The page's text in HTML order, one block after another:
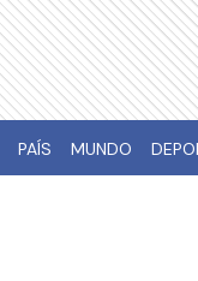
PAÍS MUNDO